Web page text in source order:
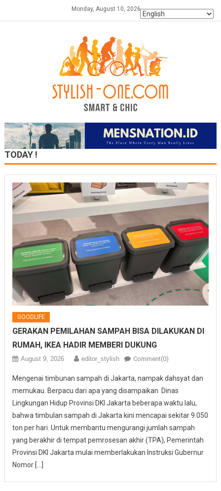
Monday, August 10, 2026
TODAY !
GOODLIFE
GERAKAN PEMILAHAN SAMPAH BISA DILAKUKAN DI
RUMAH, IKEA HADIR MEMBERI DUKUNG
August 9, 2026 editor_stylish Comment(0)
Mengenai timbunan sampah di Jakarta, nampak dahsyat dan
memukau. Berpacu dari apa yang disampaikan Dinas
Lingkungan Hidup Provinsi DKI Jakarta beberapa waktu lalu,
bahwa timbulan sampah di Jakarta kini mencapai sekitar 9.050
ton per hari. Untuk membantu mengurangi jumlah sampah
yang berakhir di tempat pemrosesan akhir (TPA), Pemerintah
Provinsi DKI Jakarta mulai memberlakukan Instruksi Gubernur
Nomor […]